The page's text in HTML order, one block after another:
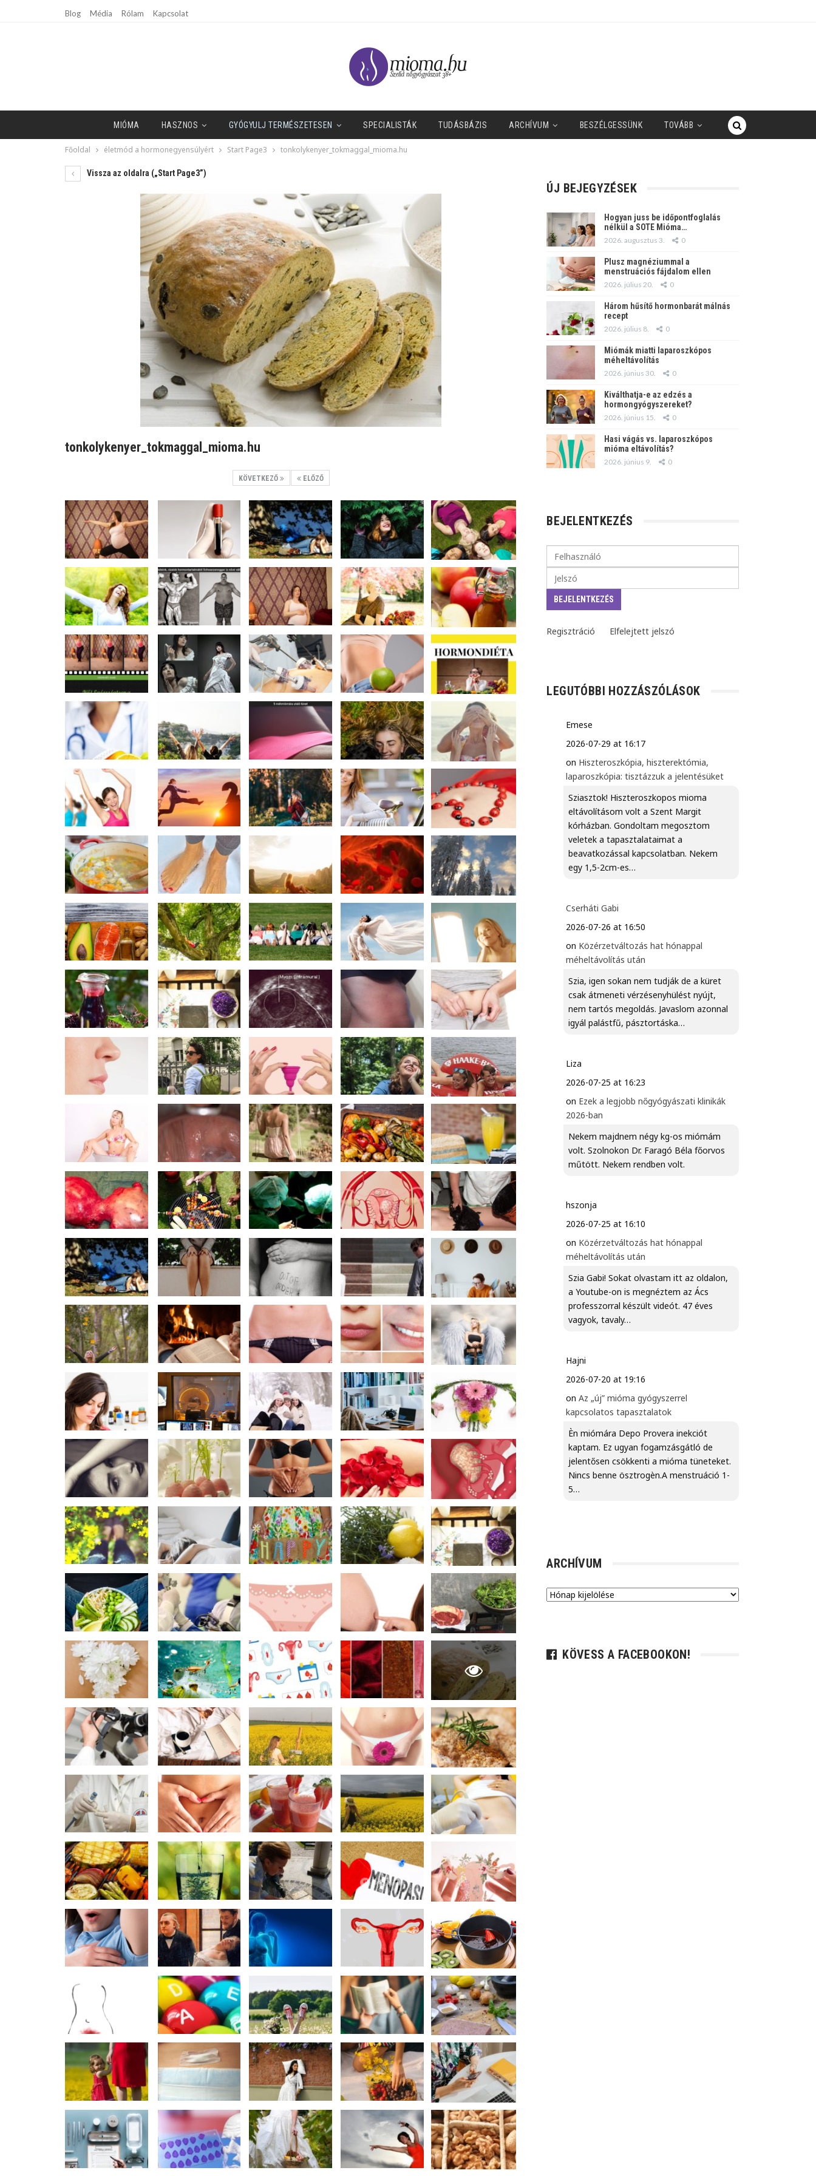
Blog Média Rólam Kapcsolat
MIÓMA HASZNOS GYÓGYULJ TERMÉSZETESEN SPECIALISTÁK TUDÁSBÁZIS ARCHÍVUM BESZÉLGESSÜNK TOVÁBB
Főoldal életmód a hormonegyensúlyért Start Page3 tonkolykenyer_tokmaggal_mioma.hu
Vissza az oldalra („Start Page3”)
tonkolykenyer_tokmaggal_mioma.hu
KÖVETKEZŐ ELŐZŐ
ÚJ BEJEGYZÉSEK
Hogyan juss be időpontfoglalás
nélkül a SOTE Mióma…
2026. augusztus 3. 0
Plusz magnéziummal a
menstruációs fájdalom ellen
2026. július 20. 0
Három hűsítő hormonbarát málnás
recept
2026. július 8. 0
Miómák miatti laparoszkópos
méheltávolítás
2026. június 30. 0
Kiválthatja-e az edzés a
hormongyógyszereket?
2026. június 15. 0
Hasi vágás vs. laparoszkópos
mióma eltávolítás?
2026. június 9. 0
BEJELENTKEZÉS
Regisztráció Elfelejtett jelszó
LEGUTÓBBI HOZZÁSZÓLÁSOK
Emese
2026-07-29 at 16:17
on Hiszteroszkópia, hiszterektómia,
laparoszkópia: tisztázzuk a jelentésüket
Sziasztok! Hiszteroszkopos mioma
eltávolításom volt a Szent Margit
kórházban. Gondoltam megosztom
veletek a tapasztalataimat a
beavatkozással kapcsolatban. Nekem
egy 1,5-2cm-es…
Cserháti Gabi
2026-07-26 at 16:50
on Közérzetváltozás hat hónappal
méheltávolítás után
Szia, igen sokan nem tudják de a küret
csak átmeneti vérzésenyhülést nyújt,
nem tartós megoldás. Javaslom azonnal
igyál palástfű, pásztortáska…
Liza
2026-07-25 at 16:23
on Ezek a legjobb nőgyógyászati klinikák
2026-ban
Nekem majdnem négy kg-os miómám
volt. Szolnokon Dr. Faragó Béla főorvos
műtött. Nekem rendben volt.
hszonja
2026-07-25 at 16:10
on Közérzetváltozás hat hónappal
méheltávolítás után
Szia Gabi! Sokat olvastam itt az oldalon,
a Youtube-on is megnéztem az Ács
professzorral készült videót. 47 éves
vagyok, tavaly…
Hajni
2026-07-20 at 19:16
onAz „új” mióma gyógyszerrel
kapcsolatos tapasztalatok
Èn miómára Depo Provera inekciót
kaptam. Ez ugyan fogamzásgátló de
jelentősen csökkenti a mióma tüneteket.
Nincs benne ösztrogèn.A menstruáció 1-
5…
ARCHÍVUM
Archívum
KÖVESS A FACEBOOKON!